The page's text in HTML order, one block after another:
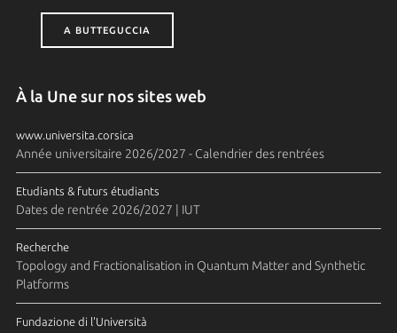
A BUTTEGUCCIA
À la Une sur nos sites web
www.universita.corsica
Année universitaire 2026/2027 - Calendrier des rentrées
Etudiants & futurs étudiants
Dates de rentrée 2026/2027 | IUT
Recherche
Topology and Fractionalisation in Quantum Matter and Synthetic
Platforms
Fundazione di l'Università